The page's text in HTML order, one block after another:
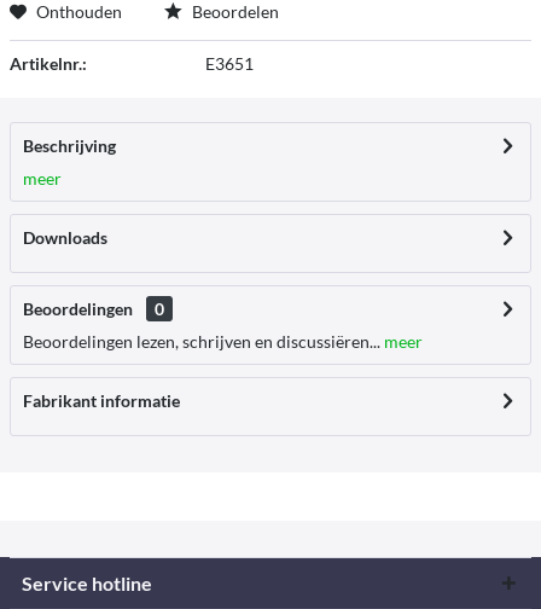
Onthouden Beoordelen
Artikelnr.: E3651
Beschrijving
meer
Downloads
Beoordelingen
0
Beoordelingen lezen, schrijven en discussiëren... meer
Fabrikant informatie
Service hotline